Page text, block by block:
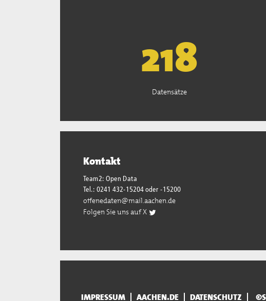
221
Datensätze
Kontakt
Team2: Open Data
Tel.: 0241 432-15204 oder -15200
offenedaten@mail.aachen.de
Folgen Sie uns auf X
IMPRESSUM AACHEN.DE DATENSCHUTZ